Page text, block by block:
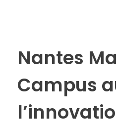
Nantes
Campus